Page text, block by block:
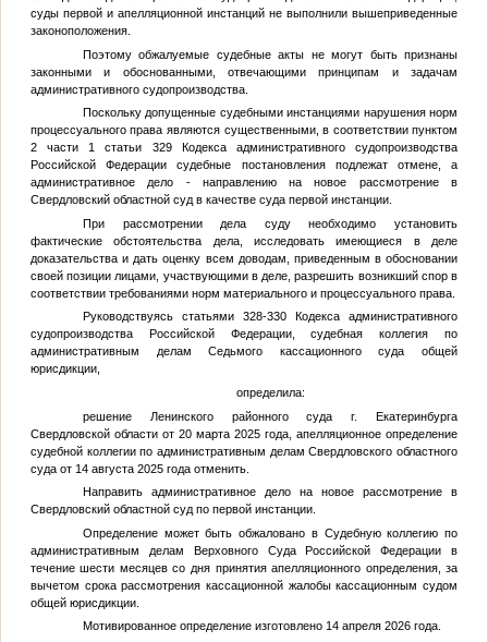
суды первой и апелляционной инстанций не выполнили вышеприведенные
законоположения.
Поэтому обжалуемые судебные акты не могут быть признаны
законными и обоснованными, отвечающими принципам и задачам
административного судопроизводства.
Поскольку допущенные судебными инстанциями нарушения норм
процессуального права являются существенными, в соответствии пунктом
2 части 1 статьи 329 Кодекса административного судопроизводства
Российской Федерации судебные постановления подлежат отмене, а
административное дело - направлению на новое рассмотрение в
Свердловский областной суд в качестве суда первой инстанции.
При рассмотрении дела суду необходимо установить
фактические обстоятельства дела, исследовать имеющиеся в деле
доказательства и дать оценку всем доводам, приведенным в обосновании
своей позиции лицами, участвующими в деле, разрешить возникший спор в
соответствии требованиями норм материального и процессуального права.
Руководствуясь статьями 328-330 Кодекса административного
судопроизводства Российской Федерации, судебная коллегия по
административным делам Седьмого кассационного суда общей
юрисдикции,
определила:
решение Ленинского районного суда г. Екатеринбурга
Свердловской области от 20 марта 2025 года, апелляционное определение
судебной коллегии по административным делам Свердловского областного
суда от 14 августа 2025 года отменить.
Направить административное дело на новое рассмотрение в
Свердловский областной суд по первой инстанции.
Определение может быть обжаловано в Судебную коллегию по
административным делам Верховного Суда Российской Федерации в
течение шести месяцев со дня принятия апелляционного определения, за
вычетом срока рассмотрения кассационной жалобы кассационным судом
общей юрисдикции.
Мотивированное определение изготовлено 14 апреля 2026 года.